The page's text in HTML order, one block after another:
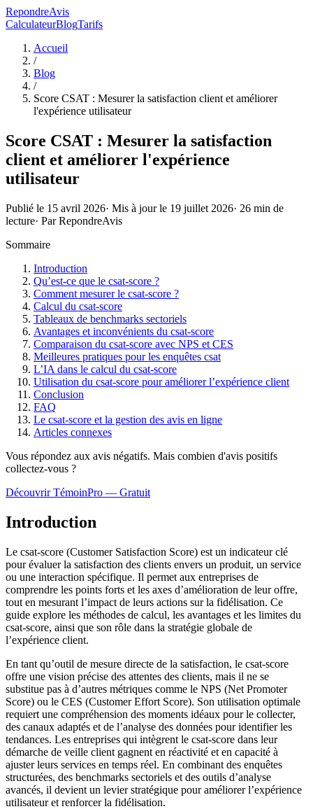
RepondreAvis
CalculateurBlogTarifs
Accueil
/
Blog
/
Score CSAT : Mesurer la satisfaction client et améliorer
l'expérience utilisateur
Score CSAT : Mesurer la satisfaction
client et améliorer l'expérience
utilisateur
Publié le 15 avril 2026· Mis à jour le 19 juillet 2026· 26 min de
lecture· ParRepondreAvis
Sommaire
Introduction
Qu’est-ce que le csat-score ?
Comment mesurer le csat-score ?
Calcul du csat-score
Tableaux de benchmarks sectoriels
Avantages et inconvénients du csat-score
Comparaison du csat-score avec NPS et CES
Meilleures pratiques pour les enquêtes csat
L’IA dans le calcul du csat-score
Utilisation du csat-score pour améliorer l’expérience client
Conclusion
FAQ
Le csat-score et la gestion des avis en ligne
Articles connexes
Vous répondez aux avis négatifs. Mais combien d'avis positifs
collectez-vous ?
Découvrir TémoinPro — Gratuit
Introduction
Le csat-score (Customer Satisfaction Score) est un indicateur clé
pour évaluer la satisfaction des clients envers un produit, un service
ou une interaction spécifique. Il permet aux entreprises de
comprendre les points forts et les axes d’amélioration de leur offre,
tout en mesurant l’impact de leurs actions sur la fidélisation. Ce
guide explore les méthodes de calcul, les avantages et les limites du
csat-score, ainsi que son rôle dans la stratégie globale de
l’expérience client.
En tant qu’outil de mesure directe de la satisfaction, le csat-score
offre une vision précise des attentes des clients, mais il ne se
substitue pas à d’autres métriques comme le NPS (Net Promoter
Score) ou le CES (Customer Effort Score). Son utilisation optimale
requiert une compréhension des moments idéaux pour le collecter,
des canaux adaptés et de l’analyse des données pour identifier les
tendances. Les entreprises qui intègrent le csat-score dans leur
démarche de veille client gagnent en réactivité et en capacité à
ajuster leurs services en temps réel. En combinant des enquêtes
structurées, des benchmarks sectoriels et des outils d’analyse
avancés, il devient un levier stratégique pour améliorer l’expérience
utilisateur et renforcer la fidélisation.